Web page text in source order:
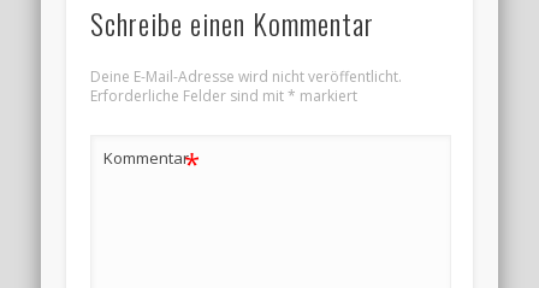
Schreibe einen Kommentar
Deine E-Mail-Adresse wird nicht veröffentlicht.
Erforderliche Felder sind mit* markiert
Kommentar*